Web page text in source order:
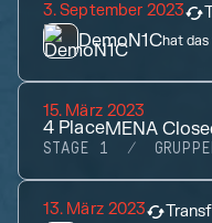
3. September 2023
DemoN1Chat das
15. März 2023
4 PlaceMENA
STAGE 1
13. März 2023